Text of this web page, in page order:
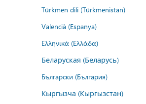
Türkmen dili (Türkmenistan)
Valencià (Espanya)
Ελληνικά (Ελλάδα)
Беларуская (Беларусь)
Български (България)
Кыргызча (Кыргызстан)